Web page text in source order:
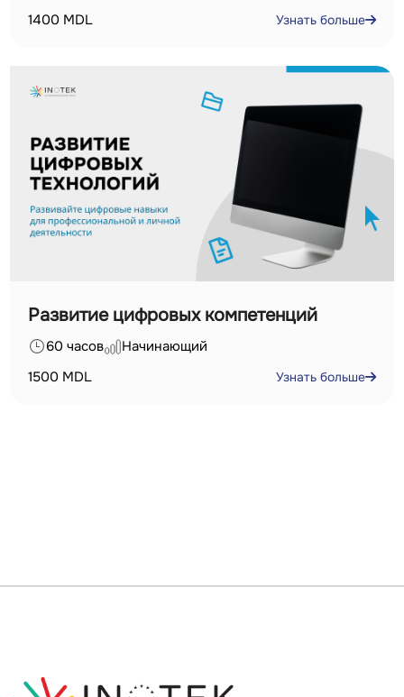
1400 MDL Узнать больше
Развитие цифровых компетенций
60 часов
Начинающий
1500 MDL Узнать больше